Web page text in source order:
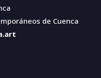
de Cuenca